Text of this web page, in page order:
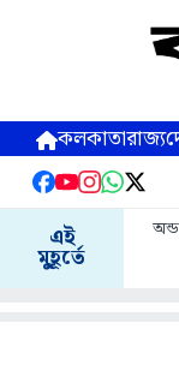
কলকাতারাজ্য
এই
মুহূর্তে